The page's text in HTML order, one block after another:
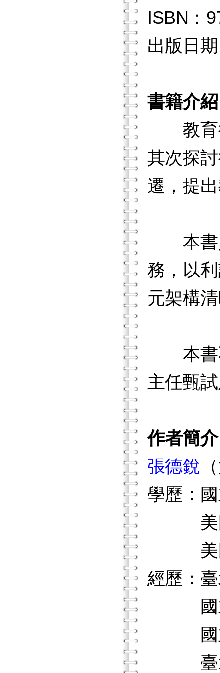
ISBN：
出版日
書籍介紹
教育行
其次探
遷，提
本書具
務，以
元架構
本書不
主任甄
作者簡介
張德銳
學歷：
美國
美國伊
經歷：
國立
國立
臺北市